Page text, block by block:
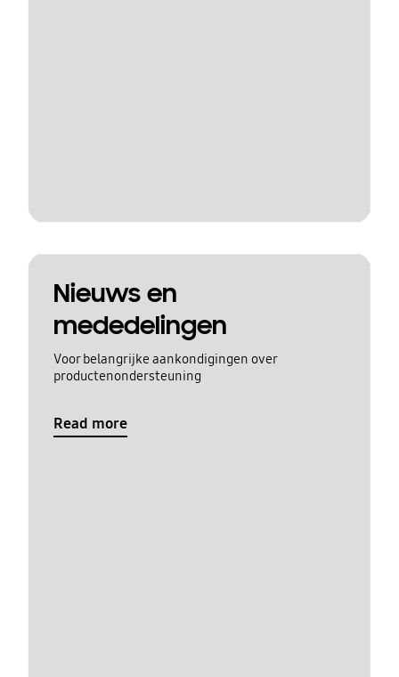
Nieuws en
mededelingen
Voor belangrijke aankondigingen over
productenondersteuning
Read more